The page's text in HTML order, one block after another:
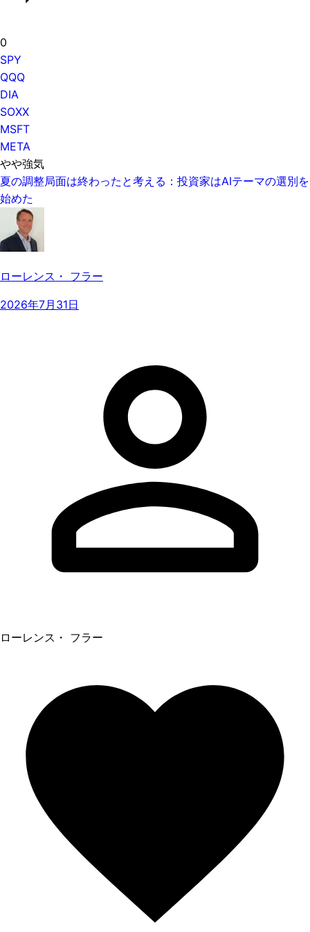
0
SPY
QQQ
DIA
SOXX
MSFT
META
やや強気
夏の調整局面は終わったと考える：投資家はAIテーマの選別を
始めた
ローレンス・ フラー
2026年7月31日
ローレンス・ フラー